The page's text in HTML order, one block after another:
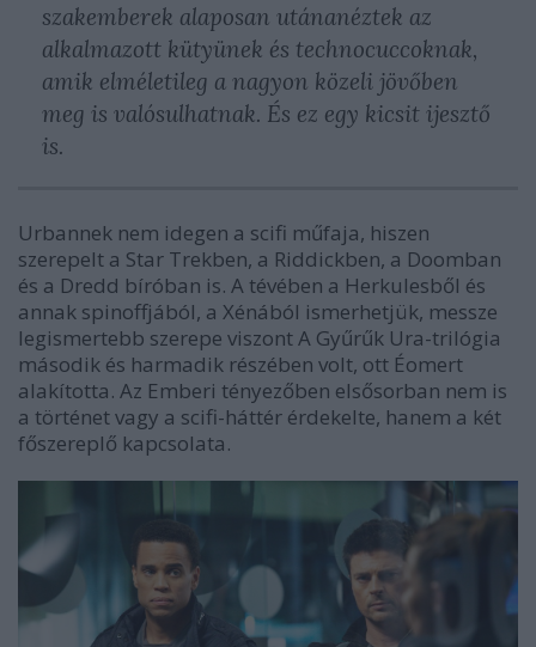
szakemberek alaposan utánanéztek az
alkalmazott kütyünek és technocuccoknak,
amik elméletileg a nagyon közeli jövőben
meg is valósulhatnak. És ez egy kicsit ijesztő
is.
Urbannek nem idegen a scifi műfaja, hiszen
szerepelt a Star Trekben, a Riddickben, a Doomban
és a Dredd bíróban is. A tévében a Herkulesből és
annak spinoffjából, a Xénából ismerhetjük, messze
legismertebb szerepe viszont A Gyűrűk Ura-trilógia
második és harmadik részében volt, ott Éomert
alakította. Az Emberi tényezőben elsősorban nem is
a történet vagy a scifi-háttér érdekelte, hanem a két
főszereplő kapcsolata.